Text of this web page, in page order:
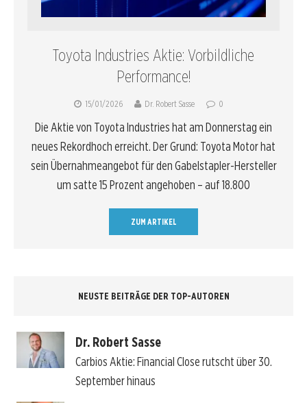
Toyota Industries Aktie: Vorbildliche
Performance!
15/01/2026 Dr. Robert Sasse 0
Die Aktie von Toyota Industries hat am Donnerstag ein
neues Rekordhoch erreicht. Der Grund: Toyota Motor hat
sein Übernahmeangebot für den Gabelstapler-Hersteller
um satte 15 Prozent angehoben – auf 18.800
ZUM ARTIKEL
NEUSTE BEITRÄGE DER TOP-AUTOREN
Dr. Robert Sasse
Carbios Aktie: Financial Close rutscht über 30.
September hinaus